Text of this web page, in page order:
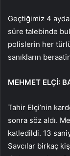
Geçtiğimiz 4
süre talebinde
polislerin her
sanıkların
MEHMET ELÇİ:
Tahir Elçi’nin
sonra söz aldı.
katledildi. 13
Savcılar birkaç